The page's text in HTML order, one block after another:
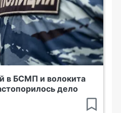
в БСМП и волокита
дело